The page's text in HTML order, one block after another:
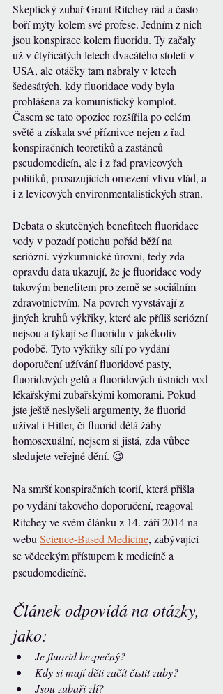
Skeptický zubař Grant Ritchey rád a často
boří mýty kolem své profese. Jedním z nich
jsou konspirace kolem fluoridu. Ty začaly
už v čtyřicátých letech dvacátého století v
USA, ale otáčky tam nabraly v letech
šedesátých, kdy fluoridace vody byla
prohlášena za komunistický komplot.
Časem se tato opozice rozšířila po celém
světě a získala své příznivce nejen z řad
konspiračních teoretiků a zastánců
pseudomedicín, ale i z řad pravicových
politiků, prosazujících omezení vlivu vlád, a
i z levicových environmentalistických stran.
Debata o skutečných benefitech fluoridace
vody v pozadí potichu pořád běží na
seriózní. výzkumnické úrovni, tedy zda
opravdu data ukazují, že je fluoridace vody
takovým benefitem pro země se sociálním
zdravotnictvím. Na povrch vyvstávají z
jiných kruhů výkřiky, které ale příliš seriózní
nejsou a týkají se fluoridu v jakékoliv
podobě. Tyto výkřiky sílí po vydání
doporučení užívání fluoridové pasty,
fluoridových gelů a fluoridových ústních vod
lékařskými zubařskými komorami. Pokud
jste ještě neslyšeli argumenty, že fluorid
užíval i Hitler, či fluorid dělá žáby
homosexuální, nejsem si jistá, zda vůbec
sledujete veřejné dění. 😉
Na smršť konspiračních teorií, která přišla
po vydání takového doporučení, reagoval
Ritchey ve svém článku z 14. září 2014 na
webu Science-Based Medicine, zabývající
se vědeckým přístupem k medicíně a
pseudomedicíně.
Článek odpovídá na otázky,
jako:
Je fluorid bezpečný?
Kdy si mají děti začít čistit zuby?
Jsou zubaři zlí?